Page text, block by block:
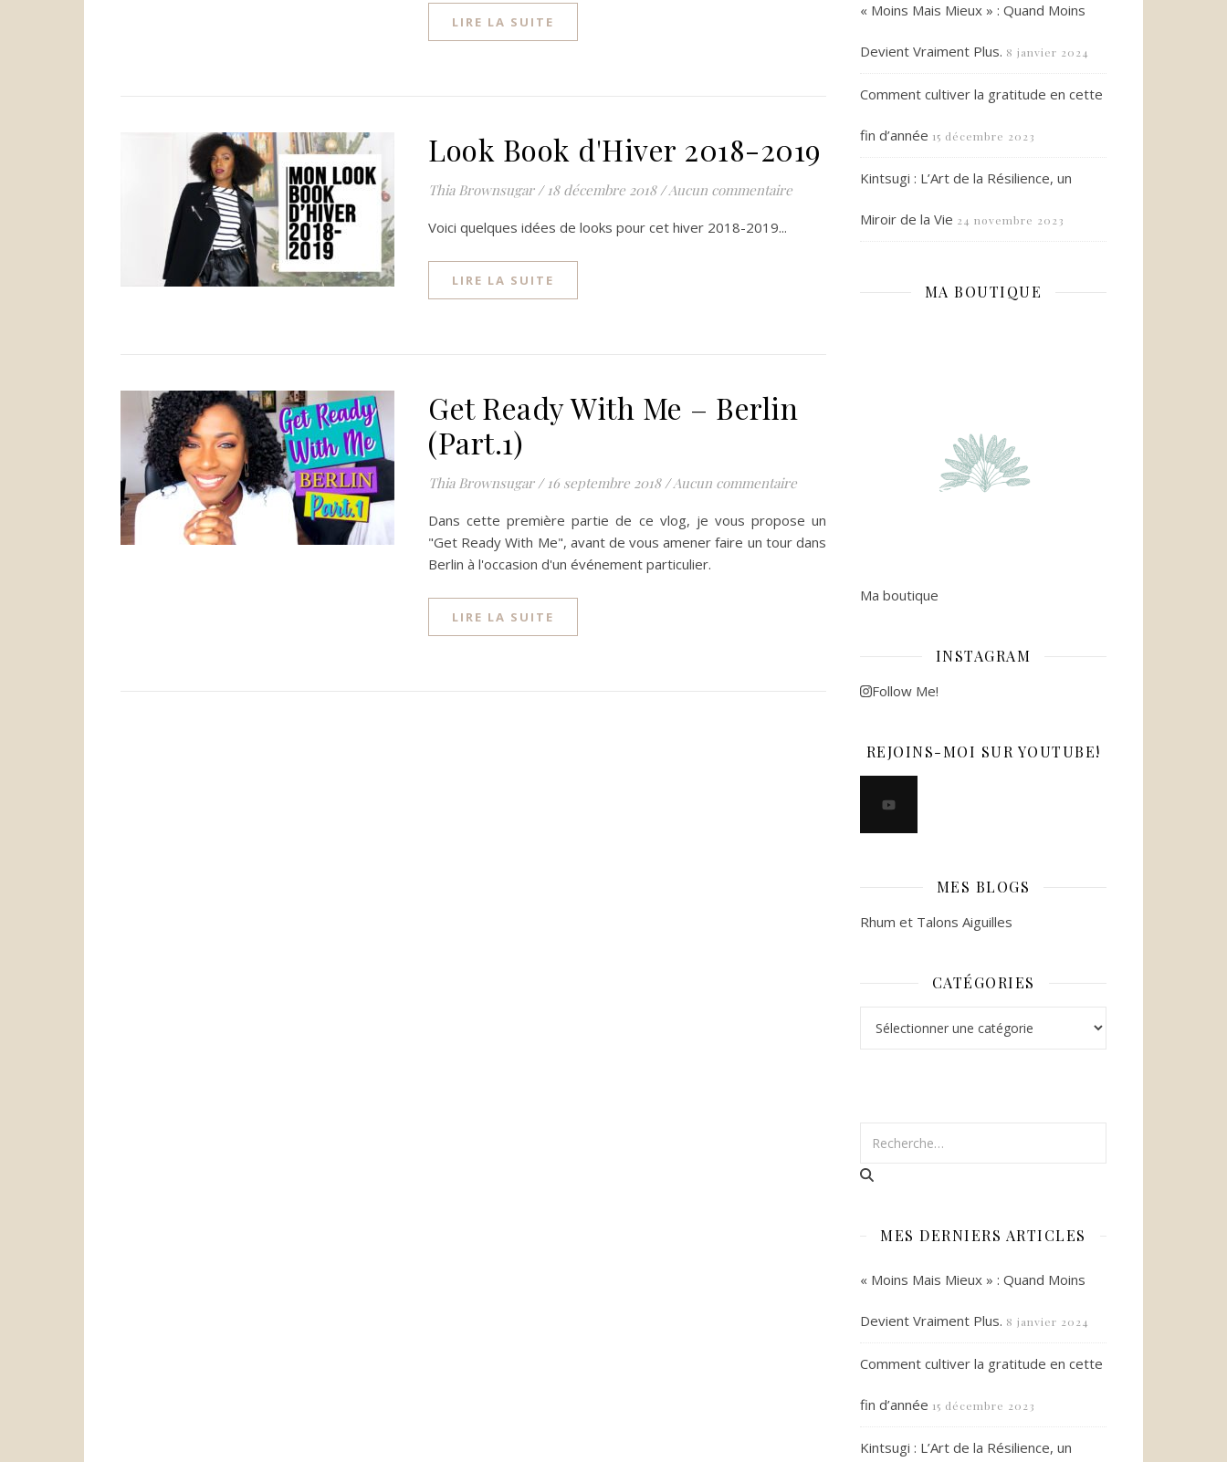
LIRE LA SUITE
Look Book d'Hiver 2018-2019
Thia Brownsugar / 18 décembre 2018 /Aucun commentaire
Voici quelques idées de looks pour cet hiver 2018-2019...
LIRE LA SUITE
Get Ready With Me – Berlin
(Part.1)
Thia Brownsugar / 16 septembre 2018 /Aucun commentaire
Dans cette première partie de ce vlog, je vous propose un
"Get Ready With Me", avant de vous amener faire un tour dans
Berlin à l'occasion d'un événement particulier.
LIRE LA SUITE
« Moins Mais Mieux » : Quand Moins
Devient Vraiment Plus. 8 janvier 2024
Comment cultiver la gratitude en cette
fin d’année 15 décembre 2023
Kintsugi : L’Art de la Résilience, un
Miroir de la Vie 24 novembre 2023
MA BOUTIQUE
Ma boutique
INSTAGRAM
Follow Me!
REJOINS-MOI SUR YOUTUBE!
MES BLOGS
Rhum et Talons Aiguilles
CATÉGORIES
MES DERNIERS ARTICLES
« Moins Mais Mieux » : Quand Moins
Devient Vraiment Plus. 8 janvier 2024
Comment cultiver la gratitude en cette
fin d’année 15 décembre 2023
Kintsugi : L’Art de la Résilience, un